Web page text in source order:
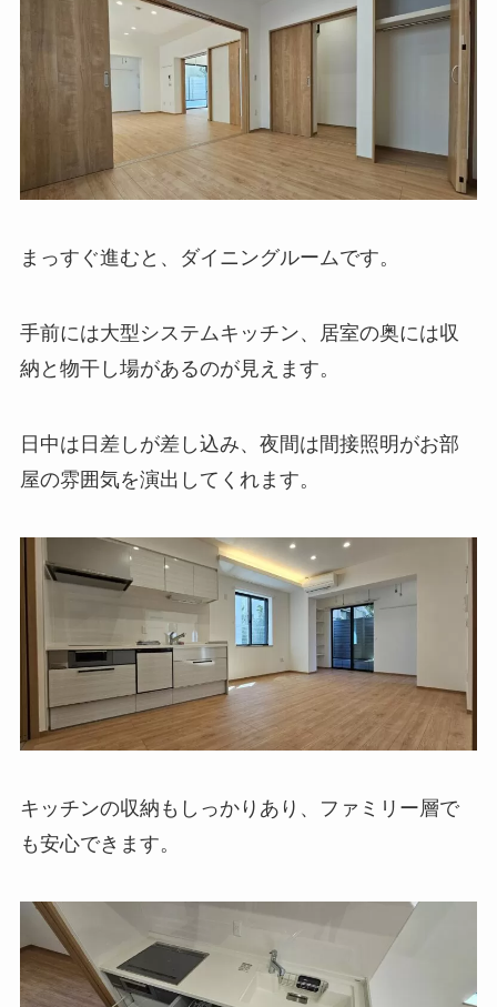
まっすぐ進むと、ダイニングルームです。
手前には大型システムキッチン、居室の奥には収
納と物干し場があるのが見えます。
日中は日差しが差し込み、夜間は間接照明がお部
屋の雰囲気を演出してくれます。
キッチンの収納もしっかりあり、ファミリー層で
も安心できます。